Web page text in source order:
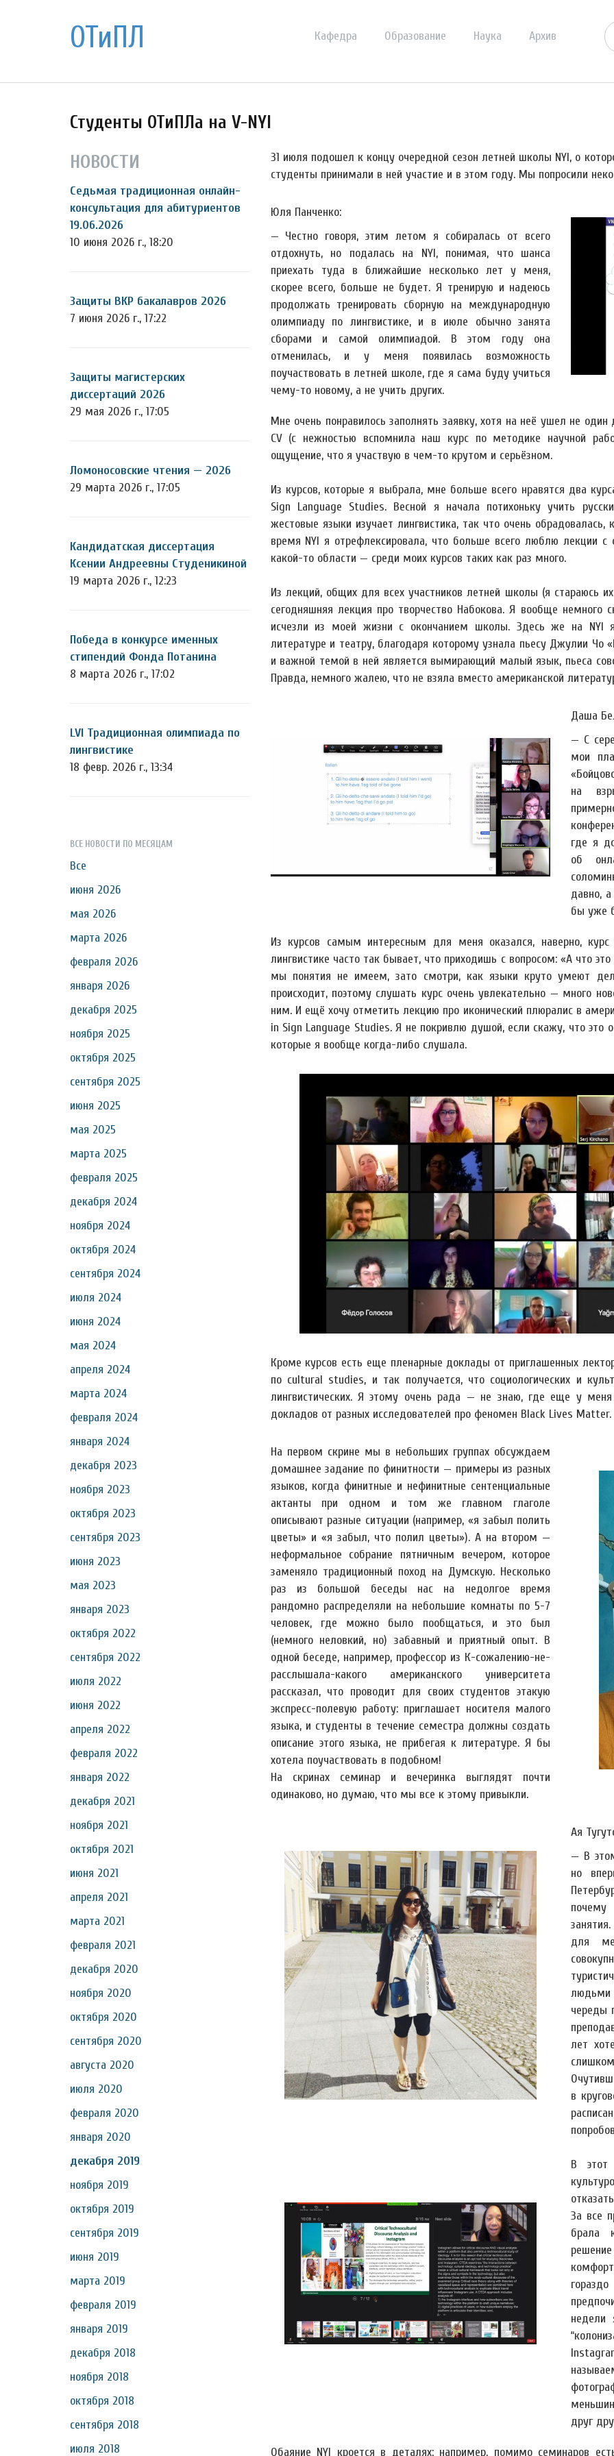
ОТиПЛ Кафедра Образование Наука Архив
Студенты ОТиПЛа на V-NYI
НОВОСТИ
Седьмая традиционная онлайн-
консультация для абитуриентов
19.06.2026
10 июня 2026 г., 18:20
Защиты ВКР бакалавров 2026
7 июня 2026 г., 17:22
Защиты магистерских
диссертаций 2026
29 мая 2026 г., 17:05
Ломоносовские чтения — 2026
29 марта 2026 г., 17:05
Кандидатская диссертация
Ксении Андреевны Студеникиной
19 марта 2026 г., 12:23
Победа в конкурсе именных
стипендий Фонда Потанина
8 марта 2026 г., 17:02
LVI Традиционная олимпиада по
лингвистике
18 февр. 2026 г., 13:34
ВСЕ НОВОСТИ ПО МЕСЯЦАМ
Все
июня 2026
мая 2026
марта 2026
февраля 2026
января 2026
декабря 2025
ноября 2025
октября 2025
сентября 2025
июня 2025
мая 2025
марта 2025
февраля 2025
декабря 2024
ноября 2024
октября 2024
сентября 2024
июля 2024
июня 2024
мая 2024
апреля 2024
марта 2024
февраля 2024
января 2024
декабря 2023
ноября 2023
октября 2023
сентября 2023
июня 2023
мая 2023
января 2023
октября 2022
сентября 2022
июля 2022
июня 2022
апреля 2022
февраля 2022
января 2022
декабря 2021
ноября 2021
октября 2021
июня 2021
апреля 2021
марта 2021
февраля 2021
декабря 2020
ноября 2020
октября 2020
сентября 2020
августа 2020
июля 2020
февраля 2020
января 2020
декабря 2019
ноября 2019
октября 2019
сентября 2019
июня 2019
марта 2019
февраля 2019
января 2019
декабря 2018
ноября 2018
октября 2018
сентября 2018
июля 2018
31 июля подошел к концу очередной сезон летней школы NYI, о
студенты принимали в ней участие и в этом году. Мы попросили
Юля Панченко:
— Честно говоря, этим летом я собиралась от всего
отдохнуть, но подалась на NYI, понимая, что шанса
приехать туда в ближайшие несколько лет у меня,
скорее всего, больше не будет. Я тренирую и надеюсь
продолжать тренировать сборную на международную
олимпиаду по лингвистике, и в июле обычно занята
сборами и самой олимпиадой. В этом году она
отменилась, и у меня появилась возможность
поучаствовать в летней школе, где я сама буду учиться
чему-то новому, а не учить других.
Мне очень понравилось заполнять заявку, хотя на неё ушел не
CV (с нежностью вспомнила наш курс по методике научной
ощущение, что я участвую в чем-то крутом и серьёзном.
Из курсов, которые я выбрала, мне больше всего нравятся два
Sign Language Studies. Весной я начала потихоньку учить
жестовые языки изучает лингвистика, так что очень
время NYI я отрефлексировала, что больше всего люблю лекции с
какой-то области — среди моих курсов таких как раз много.
Из лекций, общих для всех участников летней школы (я стараюсь
сегодняшняя лекция про творчество Набокова. Я вообще
исчезли из моей жизни с окончанием школы. Здесь же на NYI
литературе и театру, благодаря которому узнала пьесу Джулии Чо
и важной темой в ней является вымирающий малый язык, пьеса
Правда, немного жалею, что не взяла вместо американской
Даша
— С
мои
на
где я
об
давно,
бы уже
Из курсов самым интересным для меня оказался, наверно,
лингвистике часто так бывает, что приходишь с вопросом: «А что
мы понятия не имеем, зато смотри, как языки круто умеют
происходит, поэтому слушать курс очень увлекательно — много
ним. И ещё хочу отметить лекцию про иконический плюралис в
in Sign Language Studies. Я не покривлю душой, если скажу, что это
которые я вообще когда-либо слушала.
Кроме курсов есть еще пленарные доклады от приглашенных
по cultural studies, и так получается, что социологических и
лингвистических. Я этому очень рада — не знаю, где еще у
докладов от разных исследователей про феномен Black Lives Matter.
На первом скрине мы в небольших группах обсуждаем
домашнее задание по финитности — примеры из разных
языков, когда финитные и нефинитные сентенциальные
актанты при одном и том же главном глаголе
описывают разные ситуации (например, «я забыл полить
цветы» и «я забыл, что полил цветы»). А на втором —
неформальное собрание пятничным вечером, которое
заменяло традиционный поход на Думскую. Несколько
раз из большой беседы нас на недолгое время
рандомно распределяли на небольшие комнаты по 5-7
человек, где можно было пообщаться, и это был
(немного неловкий, но) забавный и приятный опыт. В
одной беседе, например, профессор из К-сожалению-не-
расслышала-какого американского университета
рассказал, что проводит для своих студентов этакую
экспресс-полевую работу: приглашает носителя малого
языка, и студенты в течение семестра должны создать
описание этого языка, не прибегая к литературе. Я бы
хотела поучаствовать в подобном!
На скринах семинар и вечеринка выглядят почти
одинаково, но думаю, что мы все к этому привыкли.
Ая
— В
но
для
людьми
череды
лет
в
В этот
За все
брала
недели
друг
Обаяние NYI кроется в деталях: например, помимо семинаров